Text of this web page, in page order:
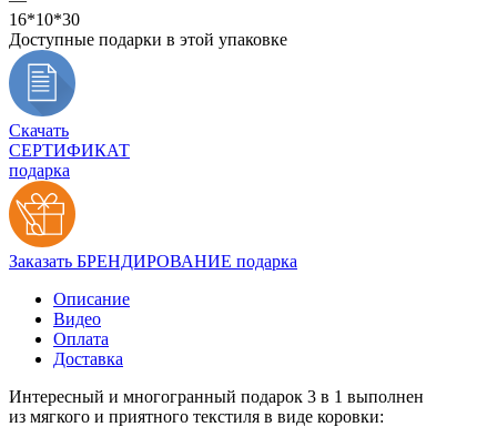
16*10*30
Доступные подарки в этой упаковке
Скачать
СЕРТИФИКАТ
подарка
Заказать БРЕНДИРОВАНИЕ подарка
Описание
Видео
Оплата
Доставка
Интересный и многогранный подарок 3 в 1 выполнен
из мягкого и приятного текстиля в виде коровки: